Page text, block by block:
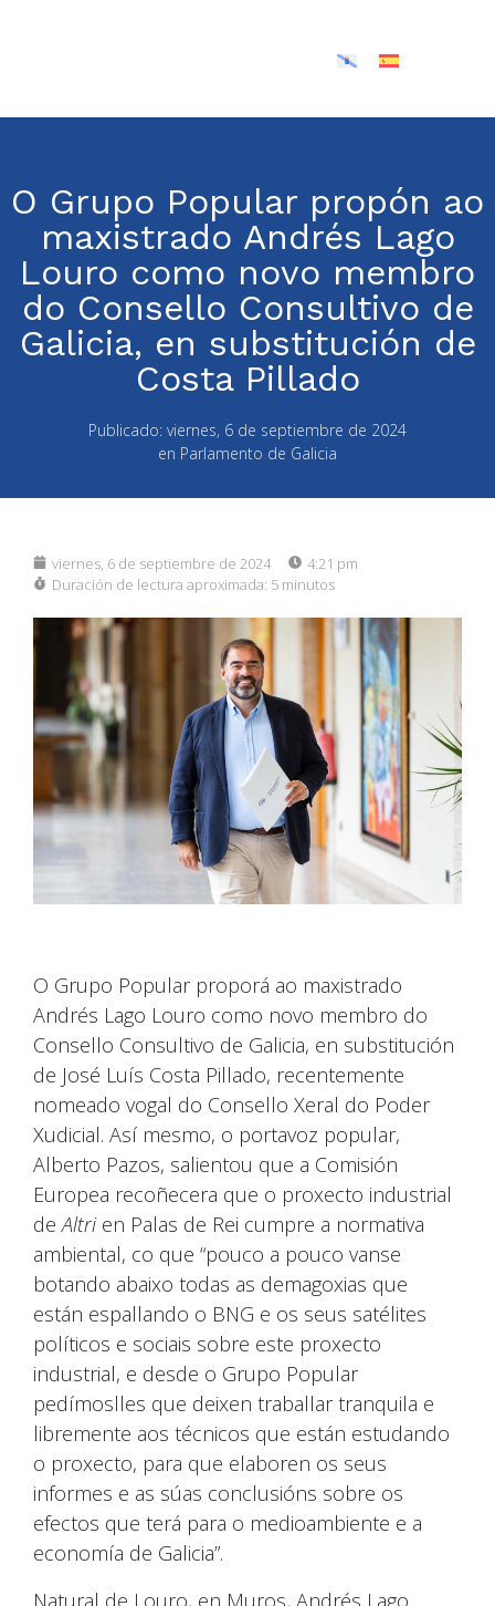
O Grupo Popular propón ao
maxistrado Andrés Lago
Louro como novo membro
do Consello Consultivo de
Galicia, en substitución de
Costa Pillado
Publicado: viernes, 6 de septiembre de 2024
en Parlamento de Galicia
viernes, 6 de septiembre de 2024
4:21 pm
Duración de lectura aproximada: 5 minutos
O Grupo Popular proporá ao maxistrado
Andrés Lago Louro como novo membro do
Consello Consultivo de Galicia, en substitución
de José Luís Costa Pillado, recentemente
nomeado vogal do Consello Xeral do Poder
Xudicial. Así mesmo, o portavoz popular,
Alberto Pazos, salientou que a Comisión
Europea recoñecera que o proxecto industrial
deAltrien Palas de Rei cumpre a normativa
ambiental, co que “pouco a pouco vanse
botando abaixo todas as demagoxias que
están espallando o BNG e os seus satélites
políticos e sociais sobre este proxecto
industrial, e desde o Grupo Popular
pedímoslles que deixen traballar tranquila e
libremente aos técnicos que están estudando
o proxecto, para que elaboren os seus
informes e as súas conclusións sobre os
efectos que terá para o medioambiente e a
economía de Galicia”.
Natural de Louro, en Muros, Andrés Lago